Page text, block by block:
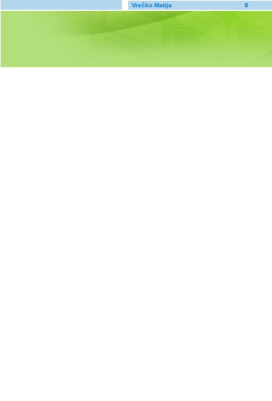
Vrečko Matija
8